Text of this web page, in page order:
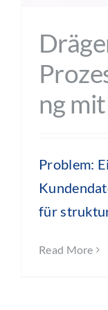
ng
Problem:
für
Read More